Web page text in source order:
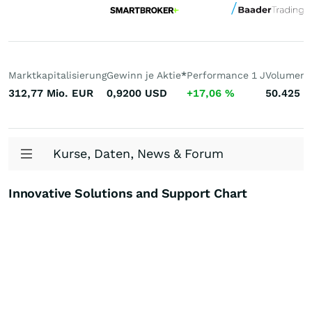
Marktkapitalisierung
312,77 Mio. EUR
Gewinn je Aktie*
0,9200 USD
Performance 1 J
+17,06 %
Volumen
50.425
Kurse, Daten, News & Forum
Innovative Solutions and Support Chart